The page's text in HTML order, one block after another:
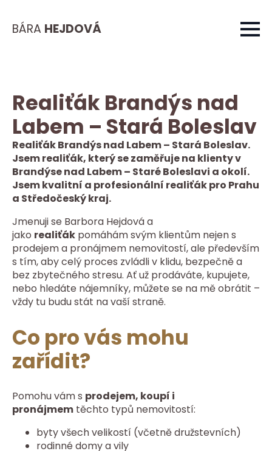
BÁRA HEJDOVÁ
Realiťák Brandýs nad
Labem – Stará Boleslav
Realiťák Brandýs nad Labem – Stará Boleslav.
Jsem realiťák, který se zaměřuje na klienty v
Brandýse nad Labem – Staré Boleslavi a okolí.
Jsem kvalitní a profesionální realiťák pro Prahu
a Středočeský kraj.
Jmenuji se Barbora Hejdová a
jako realiťák pomáhám svým klientům nejen s
prodejem a pronájmem nemovitostí, ale především
s tím, aby celý proces zvládli v klidu, bezpečně a
bez zbytečného stresu. Ať už prodáváte, kupujete,
nebo hledáte nájemníky, můžete se na mě obrátit –
vždy tu budu stát na vaší straně.
Co pro vás mohu
zařídit?
Pomohu vám s prodejem, koupí i
pronájmem těchto typů nemovitostí:
byty všech velikostí (včetně družstevních)
rodinné domy a vily